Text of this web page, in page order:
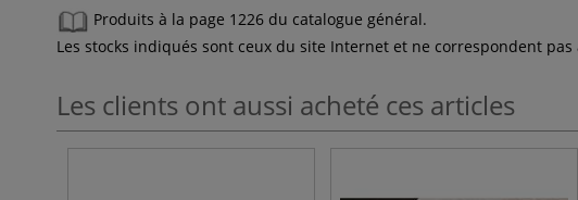
Produits à la page 1226 du catalogue général.
Les stocks indiqués sont ceux du site Internet et ne correspondent pas
Les clients ont aussi acheté ces articles